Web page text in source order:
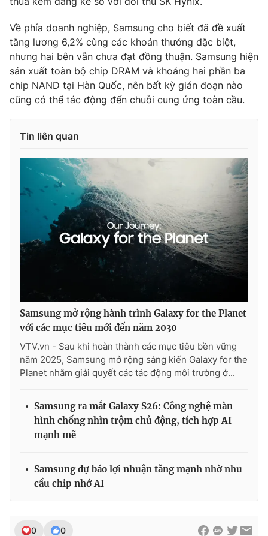
Ðiện thoại Thời báo VTV: 024.66 897 897
Email: toasoan@vtv.vn
Liên hệ quảng cáo: 024-7300.7108
® Cấm sao chép dưới mọi hình thức nếu không có sự chấp
thuận bằng văn bản. Ghi rõ nguồn VTV.vn khi phát hành lại
thông tin từ website này.
Về phía doanh nghiệp, Samsung cho biết đã đề xuất
tăng lương 6,2% cùng các khoản thưởng đặc biệt,
nhưng hai bên vẫn chưa đạt đồng thuận. Samsung hiện
sản xuất toàn bộ chip DRAM và khoảng hai phần ba
chip NAND tại Hàn Quốc, nên bất kỳ gián đoạn nào
cũng có thể tác động đến chuỗi cung ứng toàn cầu.
Tin liên quan
Samsung mở rộng hành trình Galaxy for the Planet
với các mục tiêu mới đến năm 2030
VTV.vn - Sau khi hoàn thành các mục tiêu bền vững
năm 2025, Samsung mở rộng sáng kiến Galaxy for the
Planet nhằm giải quyết các tác động môi trường ở...
Samsung ra mắt Galaxy S26: Công nghệ màn
hình chống nhìn trộm chủ động, tích hợp AI
mạnh mẽ
Samsung dự báo lợi nhuận tăng mạnh nhờ nhu
cầu chip nhớ AI
0 0